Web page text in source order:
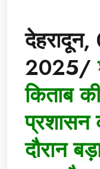
2025/
किताब
प्रशासन
दौरान